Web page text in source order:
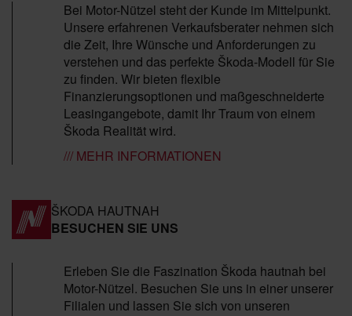
Bei Motor-Nützel steht der Kunde im Mittelpunkt.
Unsere erfahrenen Verkaufsberater nehmen sich
die Zeit, Ihre Wünsche und Anforderungen zu
verstehen und das perfekte Škoda-Modell für Sie
zu finden. Wir bieten flexible
Finanzierungsoptionen und maßgeschneiderte
Leasingangebote, damit Ihr Traum von einem
Škoda Realität wird.
/// MEHR INFORMATIONEN
ŠKODA HAUTNAH
BESUCHEN SIE UNS
Erleben Sie die Faszination Škoda hautnah bei
Motor-Nützel. Besuchen Sie uns in einer unserer
Filialen und lassen Sie sich von unseren